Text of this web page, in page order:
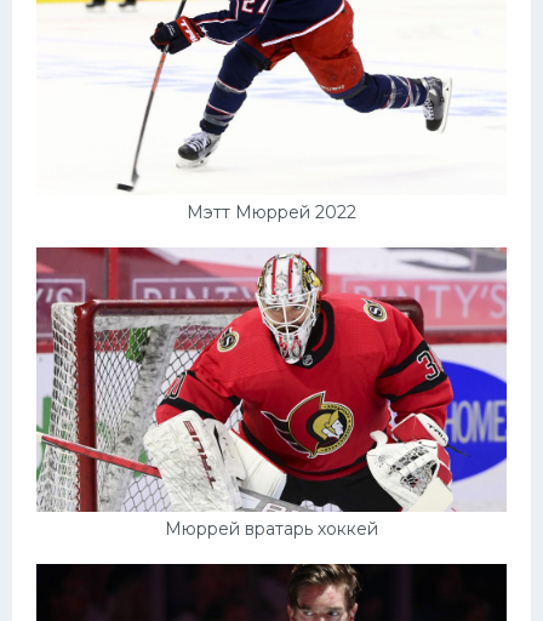
Мэтт Мюррей 2022
Мюррей вратарь хоккей